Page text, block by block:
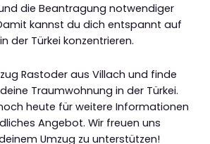
die Beantragung notwendiger
kannst du dich entspannt auf
der Türkei konzentrieren.
Rastoder aus Villach und finde
Traumwohnung in der Türkei.
heute für weitere Informationen
Angebot. Wir freuen uns
Umzug zu unterstützen!